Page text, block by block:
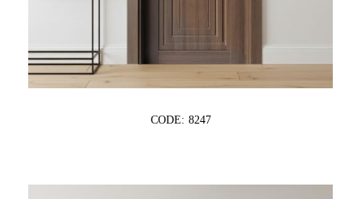
CODE: 8247